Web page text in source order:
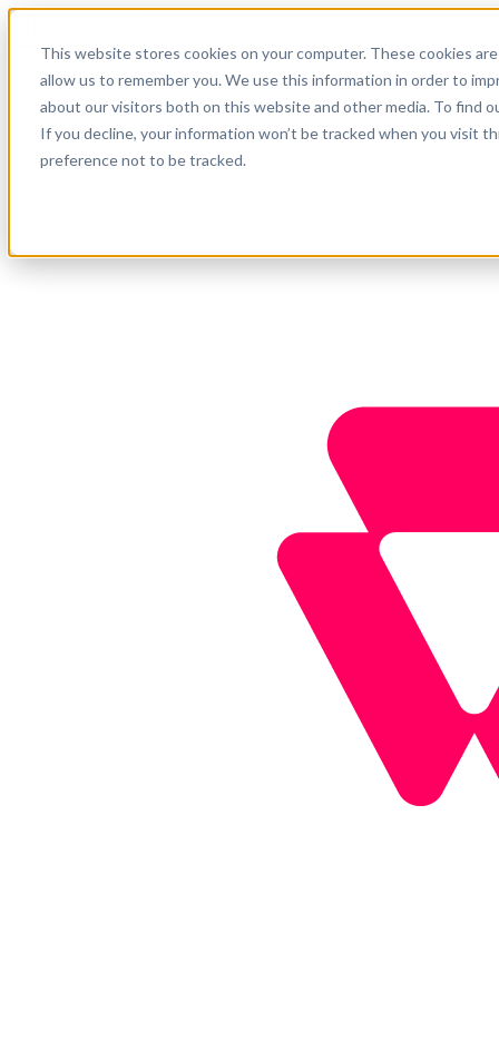
This website stores cookies on your computer. These cookies
allow us to remember you. We use this information in order to
about our visitors both on this website and other media. To find
If you decline, your information won’t be tracked when you visit
preference not to be tracked.
Suporte
Empresa
Comece agora